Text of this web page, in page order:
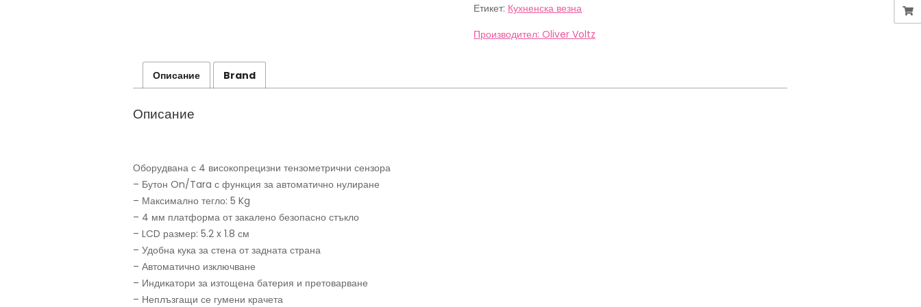
Voltz
Doughnut,
Стъклена,
Етикет: Кухненска везна
Производител: Oliver Voltz
Описание Brand
Описание
Оборудвана с 4 високопрецизни тензометрични сензора
– Бутон On/Tara с функция за автоматично нулиране
– Максимално тегло: 5 Kg
– 4 мм платформа от закалено безопасно стъкло
– LCD размер: 5.2 x 1.8 см
– Удобна кука за стена от задната страна
– Автоматично изключване
– Индикатори за изтощена батерия и претоварване
– Неплъзгащи се гумени крачета